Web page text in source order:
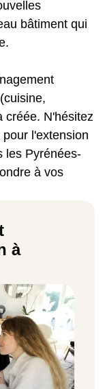
bâtiment qui
N'hésitez
l'extension
les Pyrénées-
à vos
à